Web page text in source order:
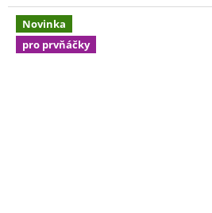
Novinka
pro prvňáčky